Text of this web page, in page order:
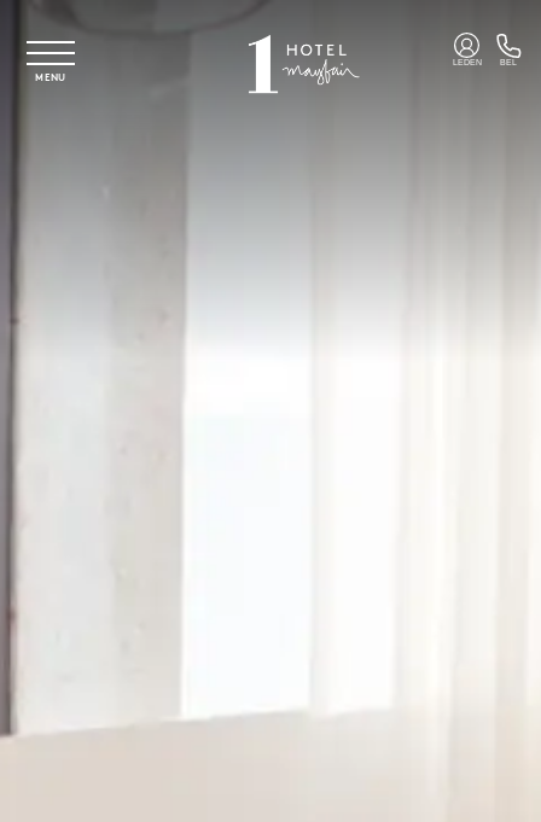
MENU
LEDEN BEL